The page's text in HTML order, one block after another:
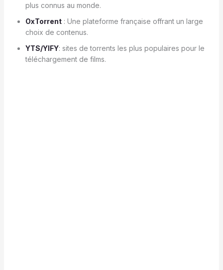
plus connus au monde.
OxTorrent : Une plateforme française offrant un large
choix de contenus.
YTS/YIFY: sites de torrents les plus populaires pour le
téléchargement de films.